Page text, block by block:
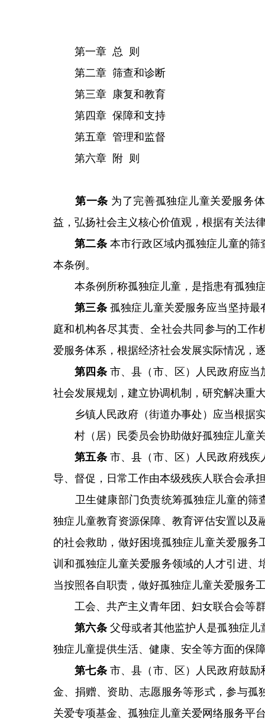
第一章 总 则
第二章 筛查和诊断
第三章 康复和教育
第四章 保障和支持
第五章 管理和监督
第六章 附 则
第一条 为了完善孤独症儿童关爱服务
益，弘扬社会主义核心价值观，根据有关
第二条本市行政区域内孤独症儿童的筛
本条例。
本条例所称孤独症儿童，是指患有孤独
第三条孤独症儿童关爱服务应当坚持最
庭和机构各尽其责、全社会共同参与的工
爱服务体系，根据经济社会发展实际情况，
第四条市、县（市、区）人民政府应当
社会发展规划，建立协调机制，研究解决重
乡镇人民政府（街道办事处）应当根据实
村（居）民委员会协助做好孤独症儿童
第五条市、县（市、区）人民政府残疾
导、督促，日常工作由本级残疾人联合会承
卫生健康部门负责统筹孤独症儿童的筛
独症儿童教育资源保障、教育评估安置以
的社会救助，做好困境孤独症儿童关爱服
训和孤独症儿童关爱服务领域的人才引进
当按照各自职责，做好孤独症儿童关爱服务
工会、共产主义青年团、妇女联合会等群
第六条父母或者其他监护人是孤独症儿
独症儿童提供生活、健康、安全等方面的保
第七条市、县（市、区）人民政府鼓励
金、捐赠、资助、志愿服务等形式，参与
关爱专项基金、孤独症儿童关爱网络服务平